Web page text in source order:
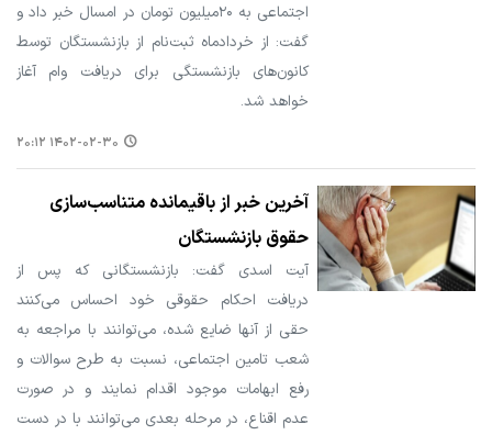
اجتماعی به ۲۰میلیون تومان در امسال خبر داد و
گفت: از خردادماه ثبت‌نام از بازنشستگان توسط
کانون‌های بازنشستگی برای دریافت وام آغاز
خواهد شد.
۱۴۰۲-۰۲-۳۰ ۲۰:۱۲
آخرین خبر از باقیمانده متناسب‌سازی
حقوق بازنشستگان
آیت اسدی گفت: بازنشستگانی که پس از
دریافت احکام حقوقی خود احساس می‌کنند
حقی از آنها ضایع شده، می‌توانند با مراجعه به
شعب تامین اجتماعی، نسبت به طرح سوالات و
رفع ابهامات موجود اقدام نمایند و در صورت
عدم اقناع، در مرحله بعدی می‌توانند با در دست